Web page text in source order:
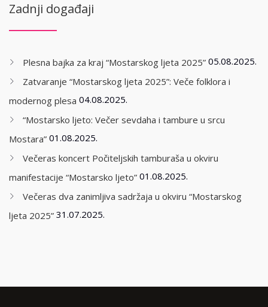
Zadnji događaji
Plesna bajka za kraj “Mostarskog ljeta 2025” 05.08.2025.
Zatvaranje “Mostarskog ljeta 2025”: Veče folklora i
modernog plesa 04.08.2025.
“Mostarsko ljeto: Večer sevdaha i tambure u srcu
Mostara” 01.08.2025.
Večeras koncert Počiteljskih tamburaša u okviru
manifestacije “Mostarsko ljeto” 01.08.2025.
Večeras dva zanimljiva sadržaja u okviru “Mostarskog
ljeta 2025” 31.07.2025.